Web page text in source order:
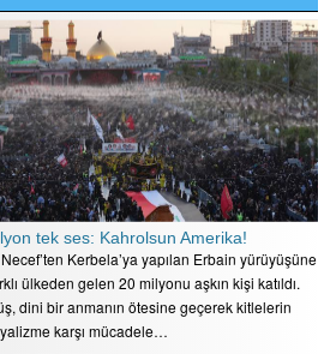
tek ses: Kahrolsun Amerika!
Necef’ten Kerbela’ya yapılan Erbain yürüyüşüne
ülkeden gelen 20 milyonu aşkın kişi katıldı.
dini bir anmanın ötesine geçerek kitlelerin
karşı mücadele…